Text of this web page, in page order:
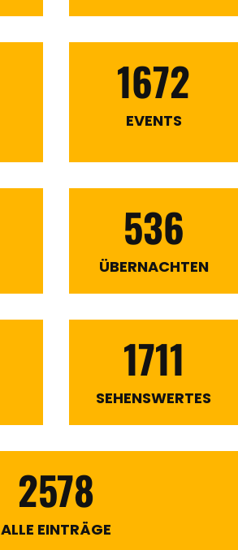
1672
EVENTS
536
ÜBERNACHTEN
1711
SEHENSWERTES
2578
ALLE EINTRÄGE